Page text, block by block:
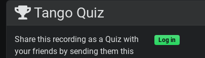
Tango Quiz
Share this recording as a Quiz with
your friends by sending them this
Log in